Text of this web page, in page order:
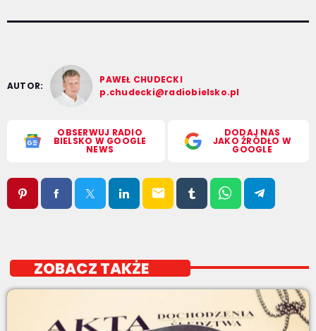
AUTOR:
PAWEŁ CHUDECKI
p.chudecki@radiobielsko.pl
OBSERWUJ RADIO
BIELSKO W GOOGLE
NEWS
DODAJ NAS
JAKO ŹRÓDŁO W
GOOGLE
email
ZOBACZ TAKŻE